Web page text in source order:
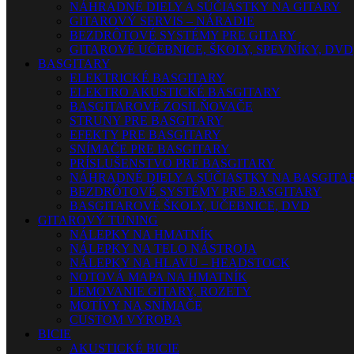
NÁHRADNÉ DIELY A SÚČIASTKY NA GITARY
GITAROVÝ SERVIS – NÁRADIE
BEZDRÔTOVÉ SYSTÉMY PRE GITARY
GITAROVÉ UČEBNICE, ŠKOLY, SPEVNÍKY, DVD
BASGITARY
ELEKTRICKÉ BASGITARY
ELEKTRO AKUSTICKÉ BASGITARY
BASGITAROVÉ ZOSILŇOVAČE
STRUNY PRE BASGITARY
EFEKTY PRE BASGITARY
SNÍMAČE PRE BASGITARY
PRÍSLUŠENSTVO PRE BASGITARY
NÁHRADNÉ DIELY A SÚČIASTKY NA
BEZDRÔTOVÉ SYSTÉMY PRE BASGITARY
BASGITAROVÉ ŠKOLY, UČEBNICE, DVD
GITAROVÝ TUNING
NÁLEPKY NA HMATNÍK
NÁLEPKY NA TELO NÁSTROJA
NÁLEPKY NA HLAVU – HEADSTOCK
NOTOVÁ MAPA NA HMATNÍK
LEMOVANIE GITARY, ROZETY
MOTÍVY NA SNÍMAČE
CUSTOM VÝROBA
BICIE
AKUSTICKÉ BICIE